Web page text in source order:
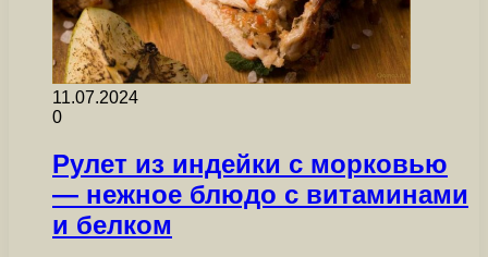
11.07.2024
0
Рулет из индейки с морковью
— нежное блюдо с витаминами
и белком